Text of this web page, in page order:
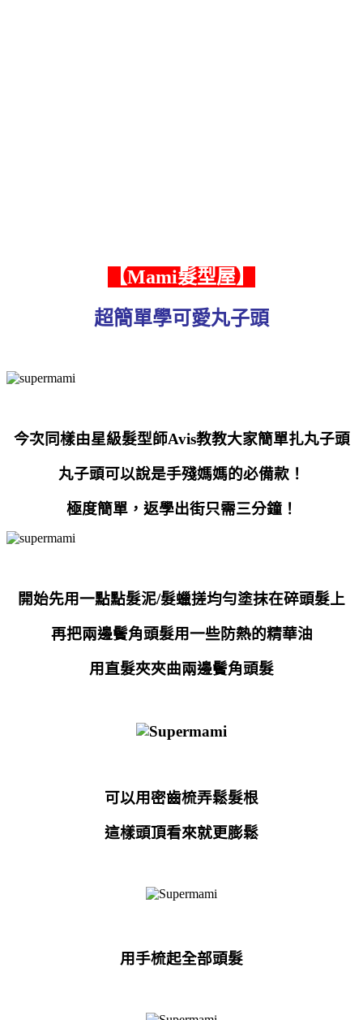
【Mami髮型屋】
超簡單學可愛丸子頭
今次同樣由星級髮型師Avis教教大家簡單扎丸子頭
丸子頭可以說是手殘媽媽的必備款！
極度簡單，返學出街只需三分鐘！
開始先用一點點髮泥/髮蠟搓均勻塗抹在碎頭髮上
再把兩邊鬢角頭髮用一些防熱的精華油
用直髮夾夾曲兩邊鬢角頭髮
可以用密齒梳弄鬆髮根
這樣頭頂看來就更膨鬆
用手梳起全部頭髮